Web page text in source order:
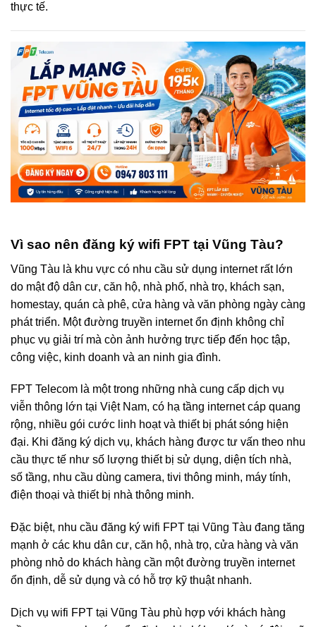
thực tế.
Vì sao nên đăng ký wifi FPT tại Vũng Tàu?
Vũng Tàu là khu vực có nhu cầu sử dụng internet rất lớn
do mật độ dân cư, căn hộ, nhà phố, nhà trọ, khách sạn,
homestay, quán cà phê, cửa hàng và văn phòng ngày càng
phát triển. Một đường truyền internet ổn định không chỉ
phục vụ giải trí mà còn ảnh hưởng trực tiếp đến học tập,
công việc, kinh doanh và an ninh gia đình.
FPT Telecom là một trong những nhà cung cấp dịch vụ
viễn thông lớn tại Việt Nam, có hạ tầng internet cáp quang
rộng, nhiều gói cước linh hoạt và thiết bị phát sóng hiện
đại. Khi đăng ký dịch vụ, khách hàng được tư vấn theo nhu
cầu thực tế như số lượng thiết bị sử dụng, diện tích nhà,
số tầng, nhu cầu dùng camera, tivi thông minh, máy tính,
điện thoại và thiết bị nhà thông minh.
Đặc biệt, nhu cầu đăng ký wifi FPT tại Vũng Tàu đang tăng
mạnh ở các khu dân cư, căn hộ, nhà trọ, cửa hàng và văn
phòng nhỏ do khách hàng cần một đường truyền internet
ổn định, dễ sử dụng và có hỗ trợ kỹ thuật nhanh.
Dịch vụ wifi FPT tại Vũng Tàu phù hợp với khách hàng